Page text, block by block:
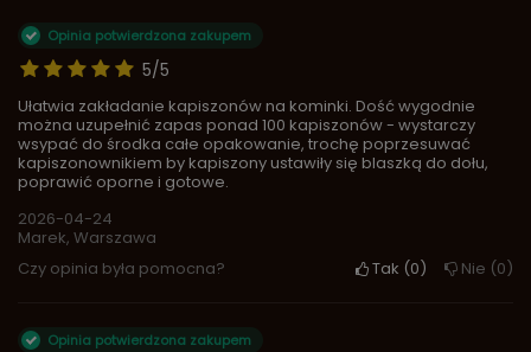
5/5
Opinia potwierdzona zakupem
Ułatwia zakładanie kapiszonów na kominki. Dość wygodnie
można uzupełnić zapas ponad 100 kapiszonów - wystarczy
wsypać do środka całe opakowanie, trochę poprzesuwać
kapiszonownikiem by kapiszony ustawiły się blaszką do dołu,
poprawić oporne i gotowe.
2026-04-24
Marek, Warszawa
Czy opinia była pomocna?
Tak 0 Nie 0
Opinia potwierdzona zakupem